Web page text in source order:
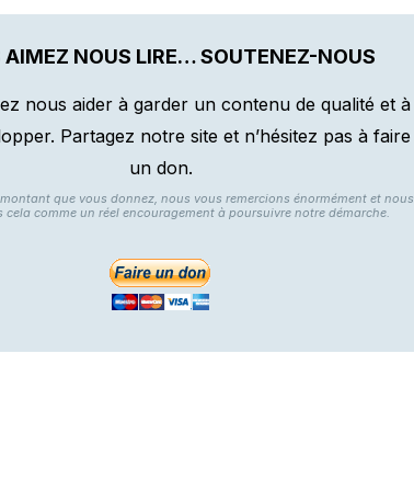
AIMEZ NOUS LIRE… SOUTENEZ-NOUS
nous aider à garder un contenu de qualité et à
Partagez notre site et n’hésitez pas à faire
un don.
que vous donnez, nous vous remercions énormément et nous
cela comme un réel encouragement à poursuivre notre démarche.